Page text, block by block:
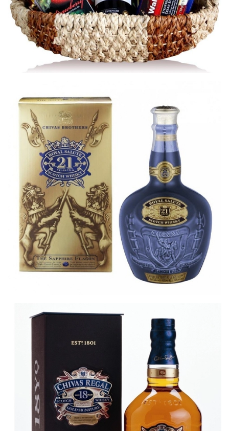
2.356.000₫ 2.450.000₫
CHO VÀO GIỎ HÀNG
RƯỢU ROYAL SALUTE 200
1.430.000₫
CHO VÀO GIỎ HÀNG